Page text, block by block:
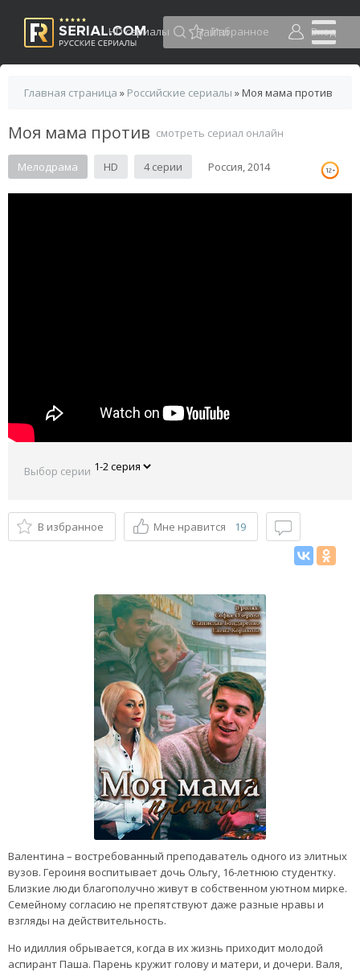
HD сериалы Избранное Вход
Главная страница » Российские сериалы » Моя мама против
Моя мама против смотреть сериал онлайн
Мелодрама HD 4 серии Россия, 2014
Выбор серии
В избранное Мне нравится 19
Валентина – востребованный преподаватель одного из элитных
вузов. Героиня воспитывает дочь Ольгу, 16-летнюю студентку.
Близкие люди благополучно живут в собственном уютном мирке.
Семейному согласию не препятствуют даже разные нравы и
взгляды на действительность.
Но идиллия обрывается, когда в их жизнь приходит молодой
аспирант Паша. Парень кружит голову и матери, и дочери. Валя,